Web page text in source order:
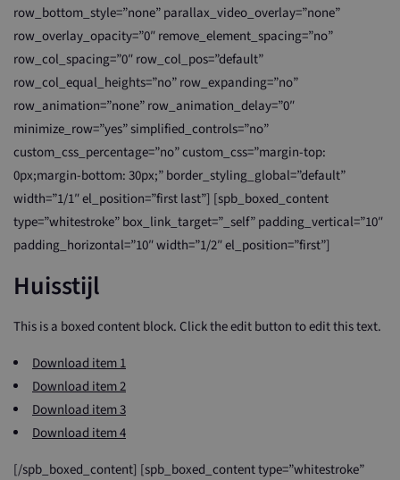
row_bottom_style=”none” parallax_video_overlay=”none”
row_overlay_opacity=”0″ remove_element_spacing=”no”
row_col_spacing=”0″ row_col_pos=”default”
row_col_equal_heights=”no” row_expanding=”no”
row_animation=”none” row_animation_delay=”0″
minimize_row=”yes” simplified_controls=”no”
custom_css_percentage=”no” custom_css=”margin-top:
0px;margin-bottom: 30px;” border_styling_global=”default”
width=”1/1″ el_position=”first last”] [spb_boxed_content
type=”whitestroke” box_link_target=”_self” padding_vertical=”10″
padding_horizontal=”10″ width=”1/2″ el_position=”first”]
Huisstijl
This is a boxed content block. Click the edit button to edit this text.
Download item 1
Download item 2
Download item 3
Download item 4
[/spb_boxed_content] [spb_boxed_content type=”whitestroke”